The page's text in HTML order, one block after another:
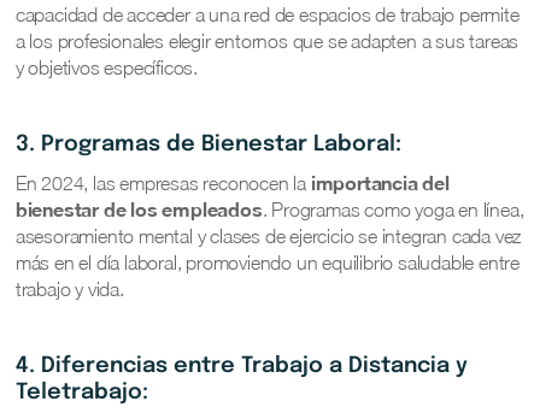
capacidad de acceder a una red de espacios de trabajo permite
a los profesionales elegir entornos que se adapten a sus tareas
y objetivos específicos.
3. Programas de Bienestar Laboral:
En 2024, las empresas reconocen la importancia del
bienestar de los empleados. Programas como yoga en línea,
asesoramiento mental y clases de ejercicio se integran cada vez
más en el día laboral, promoviendo un equilibrio saludable entre
trabajo y vida.
4. Diferencias entre Trabajo a Distancia y
Teletrabajo: